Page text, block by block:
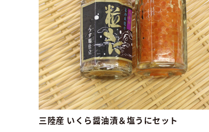
三陸産 いくら醤油漬＆塩うにセット